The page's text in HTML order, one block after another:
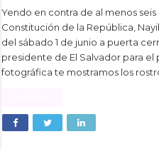
Yendo en contra de al menos
Constitución de la República,
del sábado 1 de junio a puerta
presidente de El Salvador para el
fotográfica te mostramos los